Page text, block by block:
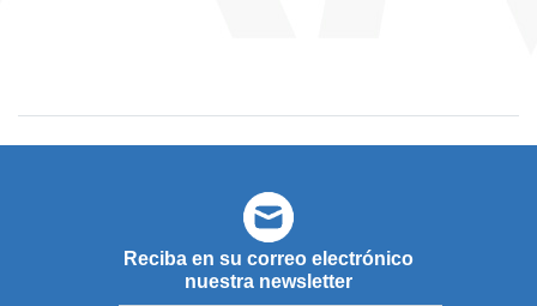
Reciba en su correo electrónico
nuestra newsletter